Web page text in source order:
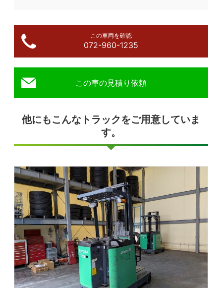
この車両を確認
072-960-1235
この車の見積り依頼
他にもこんなトラックをご用意していま
す。